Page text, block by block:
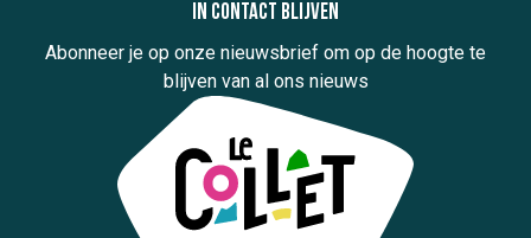
In contact blijven
Abonneer je op onze nieuwsbrief om op de hoogte te
blijven van al ons nieuws